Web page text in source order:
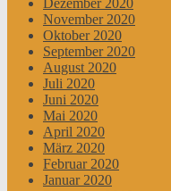
Dezember 2020
November 2020
Oktober 2020
September 2020
August 2020
Juli 2020
Juni 2020
Mai 2020
April 2020
März 2020
Februar 2020
Januar 2020